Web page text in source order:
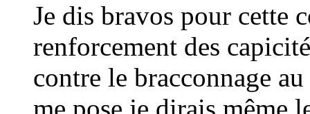
Je dis bravos pour cette
renforcement des
contre le bracconnage